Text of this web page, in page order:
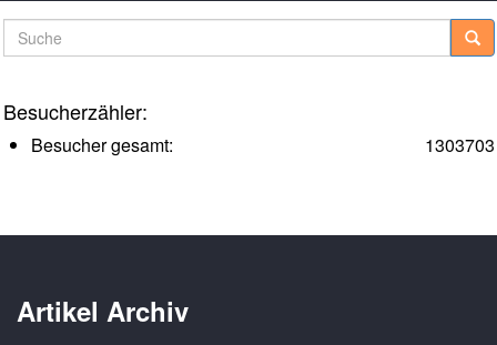
Suche
Besucherzähler:
1303703
Besucher gesamt:
Artikel Archiv